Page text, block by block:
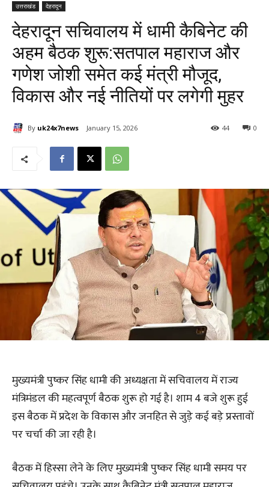
उत्तराखंड देहरादून
देहरादून सचिवालय में धामी कैबिनेट की
अहम बैठक शुरू:सतपाल महाराज और
गणेश जोशी समेत कई मंत्री मौजूद,
विकास और नई नीतियों पर लगेगी मुहर
By uk24x7news January 15, 2026 0
44
मुख्यमंत्री पुष्कर सिंह धामी की अध्यक्षता में सचिवालय में राज्य
मंत्रिमंडल की महत्वपूर्ण बैठक शुरू हो गई है। शाम 4 बजे शुरू हुई
इस बैठक में प्रदेश के विकास और जनहित से जुड़े कई बड़े प्रस्तावों
पर चर्चा की जा रही है।
बैठक में हिस्सा लेने के लिए मुख्यमंत्री पुष्कर सिंह धामी समय पर